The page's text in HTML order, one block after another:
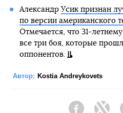
Александр Усик признан
по версии американского
Отмечается, что 31-
все три боя, которые
оппонентов.
Автор: Kostia Andreykovets